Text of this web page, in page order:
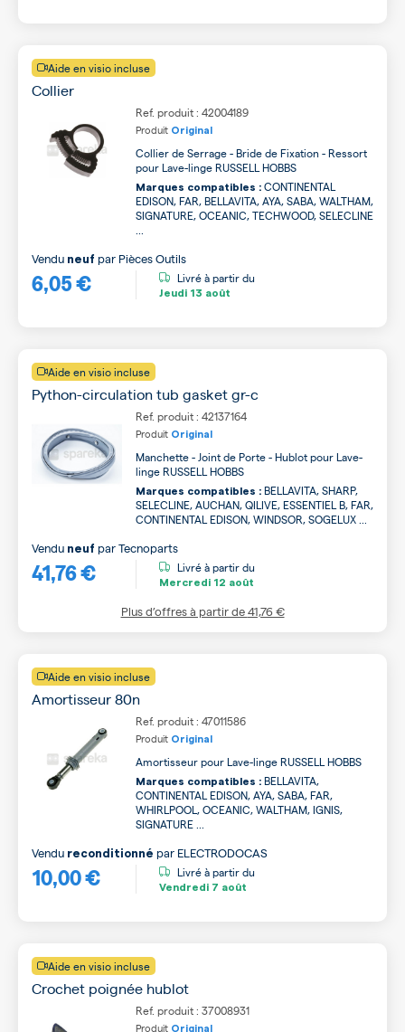
Aide en visio incluse
Collier
Ref. produit : 42004189
Produit Original
Collier de Serrage - Bride de Fixation - Ressort
pour Lave-linge RUSSELL HOBBS
Marques compatibles : CONTINENTAL
EDISON, FAR, BELLAVITA, AYA, SABA, WALTHAM,
SIGNATURE, OCEANIC, TECHWOOD, SELECLINE
6,05 €
Vendu neuf par Pièces Outils
Livré à partir du
Jeudi 13 août
Aide en visio incluse
Python-circulation tub gasket gr-c
Ref. produit : 42137164
Produit Original
Manchette - Joint de Porte - Hublot pour Lave-
linge RUSSELL HOBBS
Marques compatibles : BELLAVITA, SHARP,
SELECLINE, AUCHAN, QILIVE, ESSENTIEL B, FAR,
CONTINENTAL EDISON, WINDSOR, SOGELUX ...
41,76 €
Vendu neuf parTecnoparts
Livré à partir du
Mercredi 12 août
Plus d’offres à partir de41,76 €
Aide en visio incluse
Amortisseur 80n
Ref. produit : 47011586
Produit Original
Amortisseur pour Lave-linge RUSSELL HOBBS
Marques compatibles : BELLAVITA,
CONTINENTAL EDISON, AYA, SABA, FAR,
WHIRLPOOL, OCEANIC, WALTHAM, IGNIS,
SIGNATURE ...
10,00 €
Vendu reconditionné par ELECTRODOCAS
Livré à partir du
Vendredi 7 août
Aide en visio incluse
Crochet poignée hublot
Ref. produit : 37008931
Produit Original